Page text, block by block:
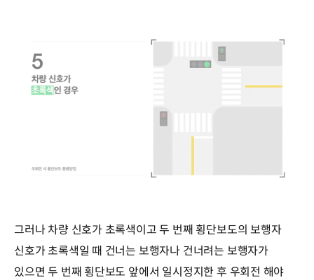
그러나 차량 신호가 초록색이고 두 번째 횡단보도의 보행자
신호가 초록색일 때 건너는 보행자나 건너려는 보행자가
있으면 두 번째 횡단보도 앞에서 일시정지한 후 우회전 해야